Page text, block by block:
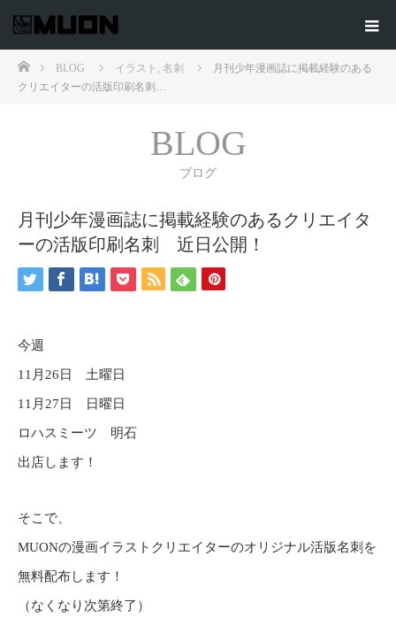
ホームBLOG イラスト , 名刺
月刊少年漫画誌に掲載経験のある
クリエイターの活版印刷名刺…
BLOG
ブログ
月刊少年漫画誌に掲載経験のあるクリエイタ
ーの活版印刷名刺 近日公開！
今週
11月26日 土曜日
11月27日 日曜日
ロハスミーツ 明石
出店します！
そこで、
MUONの漫画イラストクリエイターのオリジナル活版名刺を
無料配布します！
（なくなり次第終了）